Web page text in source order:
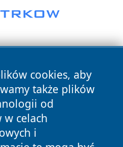
cookies, aby
także plików
od
w celach
i
prawa